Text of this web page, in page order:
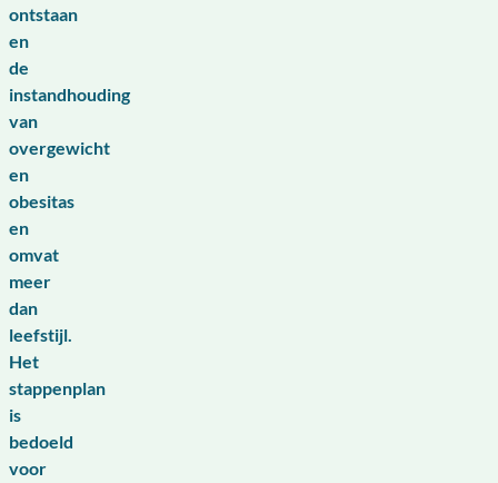
ontstaan
en
de
instandhouding
van
overgewicht
en
obesitas
en
omvat
meer
dan
leefstijl.
Het
stappenplan
is
bedoeld
voor